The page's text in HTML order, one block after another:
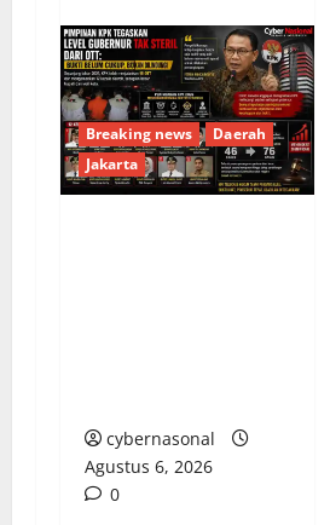
Breaking news
Daerah
Jakarta
cybernasonal
Agustus 6, 2026
0